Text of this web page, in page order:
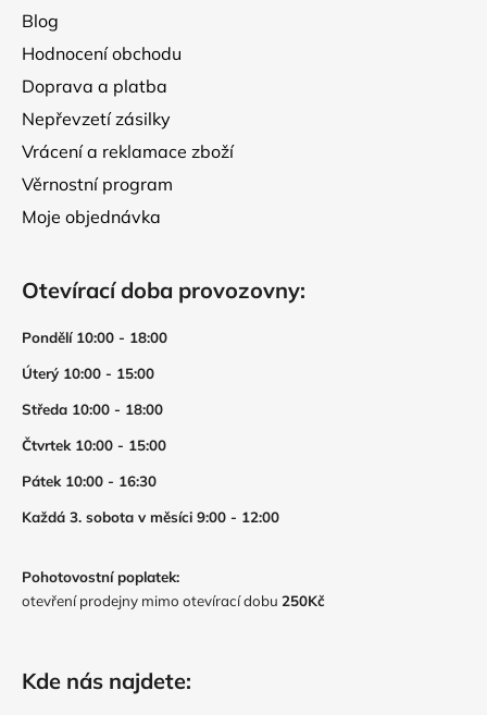
Blog
Hodnocení obchodu
Doprava a platba
Nepřevzetí zásilky
Vrácení a reklamace zboží
Věrnostní program
Moje objednávka
Otevírací doba provozovny:
Pondělí 10:00 - 18:00
Úterý 10:00 - 15:00
Středa 10:00 - 18:00
Čtvrtek 10:00 - 15:00
Pátek 10:00 - 16:30
Každá 3. sobota v měsíci 9:00 - 12:00
Pohotovostní poplatek:
otevření prodejny mimo otevírací dobu 250Kč
Kde nás najdete: